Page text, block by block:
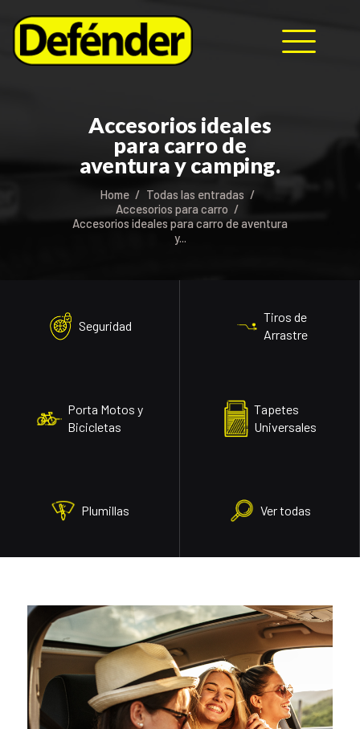
Accesorios ideales
para carro de
aventura y camping.
Home
Todas las entradas
Accesorios para carro
Accesorios ideales para carro de aventura
y...
Seguridad
Tiros de
Arrastre
Porta Motos y
Bicicletas
Tapetes
Universales
Plumillas Ver todas
NOSOTROS
PRODUCTOS
MANUALES
RECURSOS
BLOG